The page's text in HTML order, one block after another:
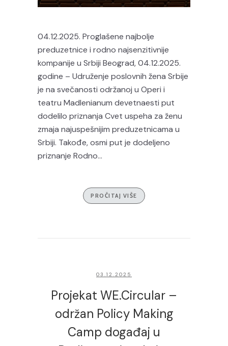
04.12.2025. Proglašene najbolje
preduzetnice i rodno najsenzitivnije
kompanije u Srbiji Beograd, 04.12.2025.
godine – Udruženje poslovnih žena Srbije
je na svečanosti održanoj u Operi i
teatru Madlenianum devetnaesti put
dodelilo priznanja Cvet uspeha za ženu
zmaja najuspešnijim preduzetnicama u
Srbiji. Takođe, osmi put je dodeljeno
priznanje Rodno...
PROČITAJ VIŠE
03.12.2025
Projekat WE.Circular –
održan Policy Making
Camp događaj u